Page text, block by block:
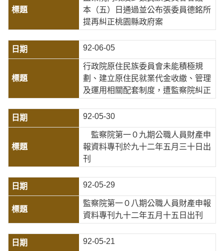
本（五）日通過並公布張委員德銘所
提再糾正桃園縣政府案
92-06-05
行政院原住民族委員會未能積極規
劃、建立原住民就業代金收繳、管理
及運用相關配套制度，遭監察院糾正
92-05-30
監察院第一０九期公職人員財產申
報資料專刊於九十二年五月三十日出
刊
92-05-29
監察院第一０八期公職人員財產申報
資料專刊九十二年五月十五日出刊
92-05-21